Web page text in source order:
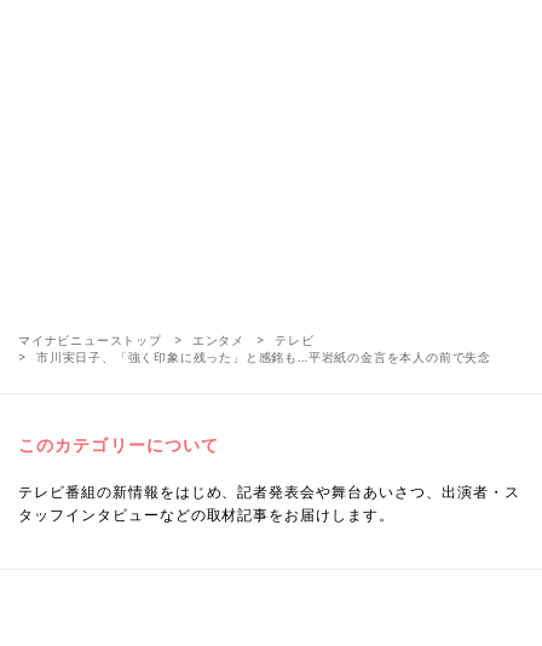
マイナビニューストップ エンタメ
テレビ
市川実日子、「強く印象に残った」と感銘も…平岩紙の金言を本人の前で失念
このカテゴリーについて
テレビ番組の新情報をはじめ、記者発表会や舞台あいさつ、出演者・ス
タッフインタビューなどの取材記事をお届けします。